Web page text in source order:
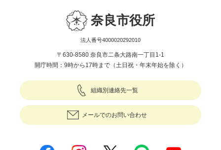
奈良市役所
法人番号4000020292010
〒630-8580 奈良市二条大路南一丁目1-1
開庁時間：9時から17時まで（土日祝・年末年始を除く）
組織別連絡先一覧
メールでのお問い合わせ